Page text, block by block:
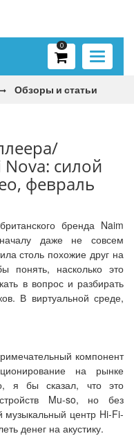
Toggle
0
Обзоры и статьи
силой
февраль
бренда Naim
даже не совсем
столь похожие друг на
понять, насколько это
в вопрос и разбирать
В виртуальной среде,
компонент
на рынке
я бы сказал, что это
Mu-so, но без
музыкальный центр Hi-Fi-
денег на акустику.